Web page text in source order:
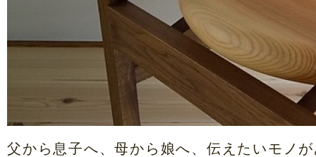
父から息子へ、母から娘へ、伝えたいモノ